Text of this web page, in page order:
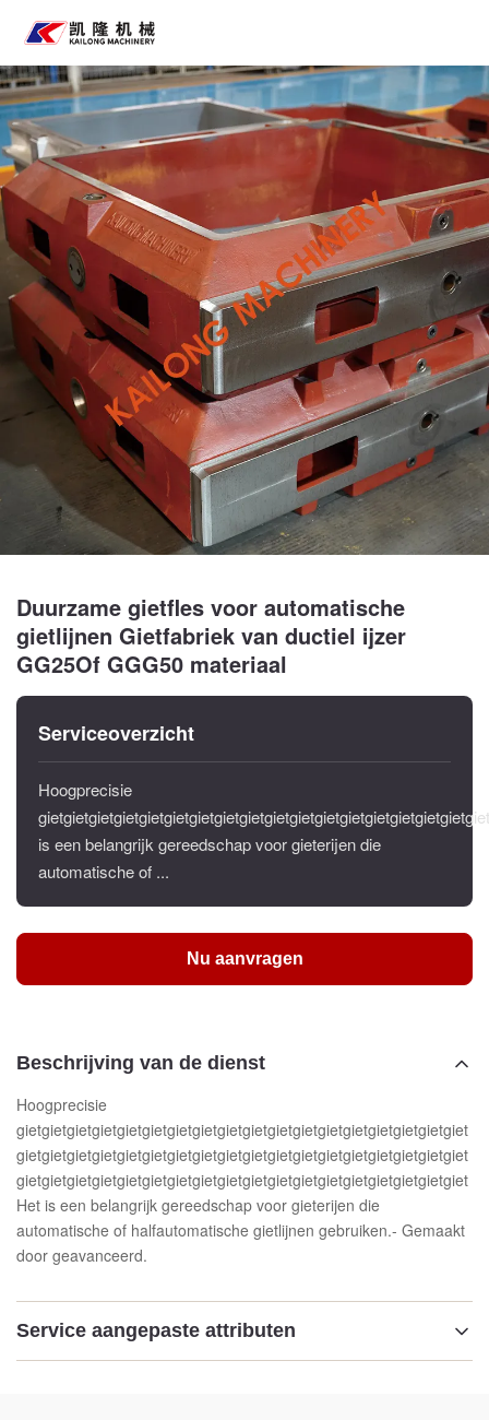
Duurzame gietfles voor automatische
gietlijnen Gietfabriek van ductiel ijzer
GG25Of GGG50 materiaal
Serviceoverzicht
Hoogprecisie
is een belangrijk gereedschap voor gieterijen die
automatische of ...
Nu aanvragen
Beschrijving van de dienst
Hoogprecisie
gietgietgietgietgietgietgietgietgietgietgietgietgietgietgietgietgietgiet
gietgietgietgietgietgietgietgietgietgietgietgietgietgietgietgietgietgiet
gietgietgietgietgietgietgietgietgietgietgietgietgietgietgietgietgietgiet
Het is een belangrijk gereedschap voor gieterijen die
automatische of halfautomatische gietlijnen gebruiken.- Gemaakt
door geavanceerd.
Service aangepaste attributen